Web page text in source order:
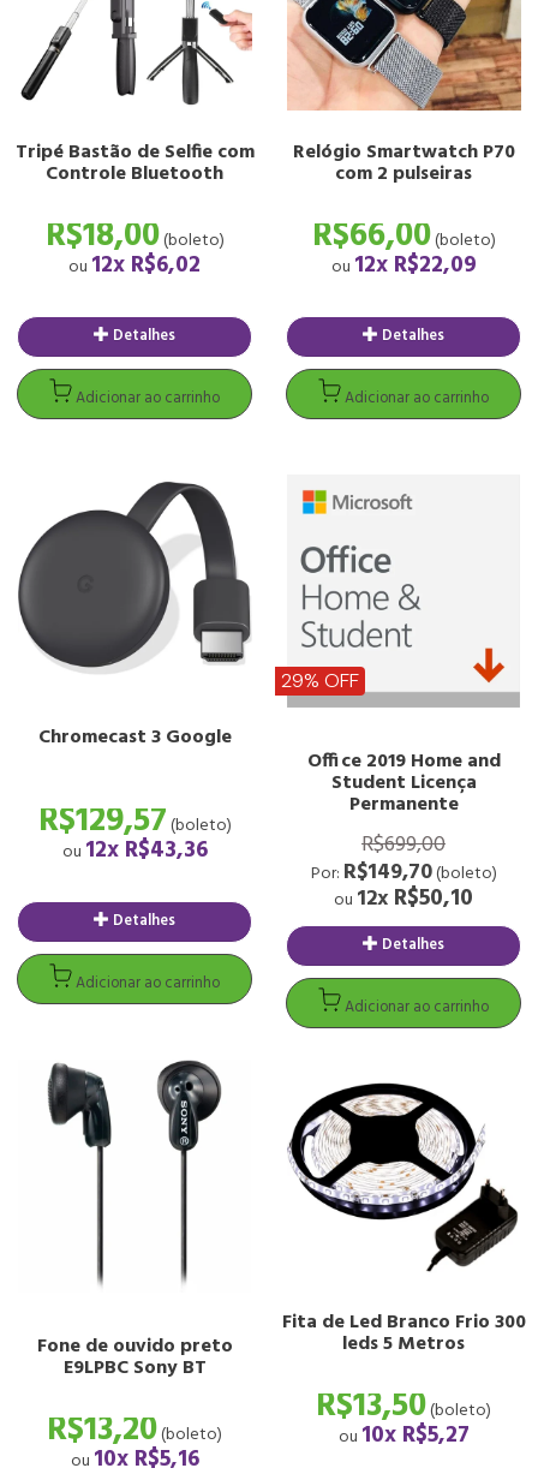
Detalhes
Adicionar ao carrinho
Detalhes
Adicionar ao
Tripé Bastão de Selfie com
Controle Bluetooth
R$18,00(boleto)
ou 12x R$6,02
Detalhes
Relógio Smartwatch P70
com 2 pulseiras
R$66,00(boleto)
ou 12x R$22,09
Adicionar ao
Chromecast 3 Google
R$129,57(boleto)
ou 12x R$43,36
Detalhes
Adicionar ao carrinho
29% OFF
Office 2019 Home and
Student Licença
Permanente
R$699,00
Por: R$149,70(boleto)
ou 12x R$50,10
Detalhes
Fone de ouvido preto
E9LPBC Sony BT
R$13,20(boleto)
ou 10x R$5,16
Fita de Led Branco Frio 300
leds 5 Metros
R$13,50(boleto)
ou 10x R$5,27